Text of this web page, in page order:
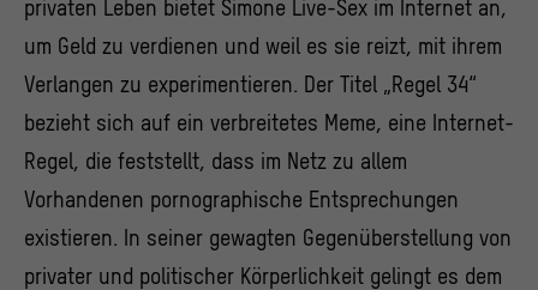
privaten Leben bietet Simone Live-Sex im Internet an,
um Geld zu verdienen und weil es sie reizt, mit ihrem
Verlangen zu experimentieren. Der Titel „Regel 34“
bezieht sich auf ein verbreitetes Meme, eine Internet-
Regel, die feststellt, dass im Netz zu allem
Vorhandenen pornographische Entsprechungen
existieren. In seiner gewagten Gegenüberstellung von
privater und politischer Körperlichkeit gelingt es dem